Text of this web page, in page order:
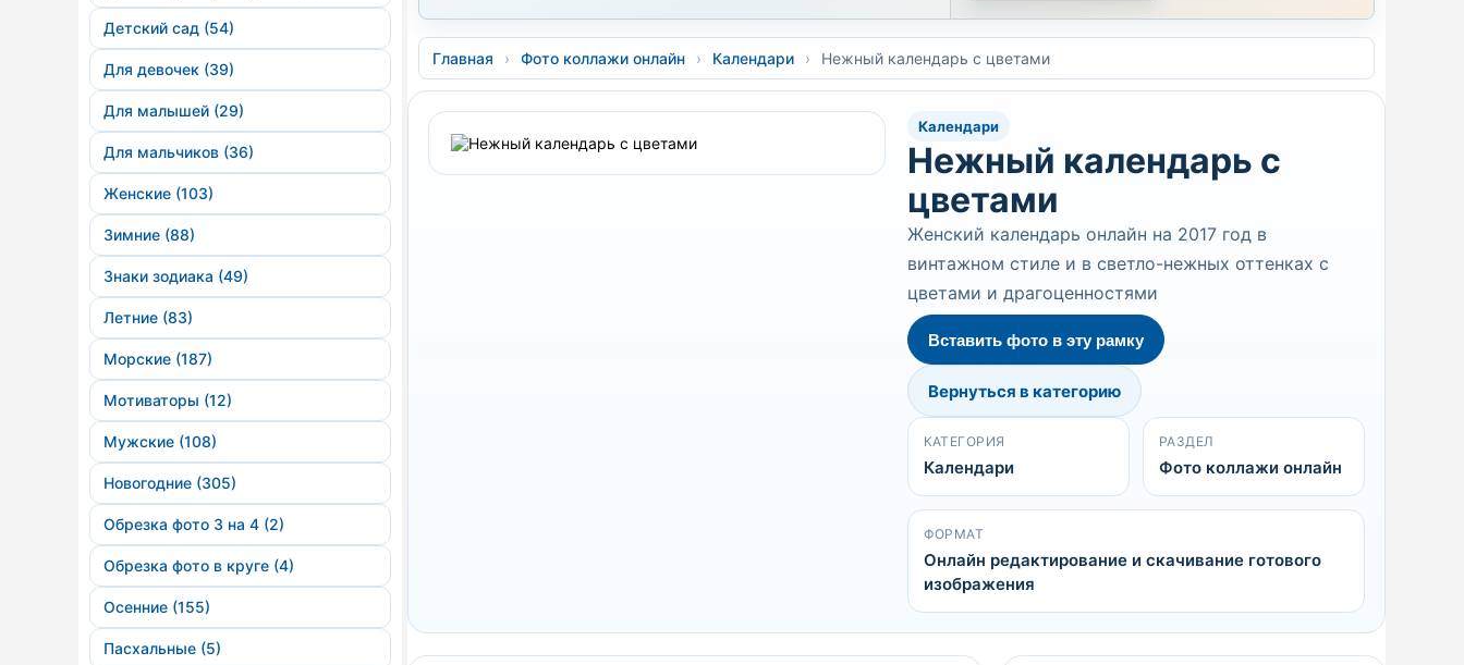
Детский сад (54)
Для девочек (39)
Для малышей (29)
Для мальчиков (36)
Женские (103)
Зимние (88)
Знаки зодиака (49)
Летние (83)
Морские (187)
Мотиваторы (12)
Мужские (108)
Новогодние (305)
Обрезка фото 3 на 4 (2)
Обрезка фото в круге (4)
Осенние (155)
Пасхальные (5)
Главная › Фото коллажи онлайн › Календари › Нежный календарь с цветами
Календари
Нежный календарь с
цветами
Женский календарь онлайн на 2017 год в
винтажном стиле и в светло-нежных оттенках с
цветами и драгоценностями
Вставить фото в эту рамку
Вернуться в категорию
КАТЕГОРИЯ
Календари
РАЗДЕЛ
Фото коллажи онлайн
ФОРМАТ
Онлайн редактирование и скачивание готового
изображения